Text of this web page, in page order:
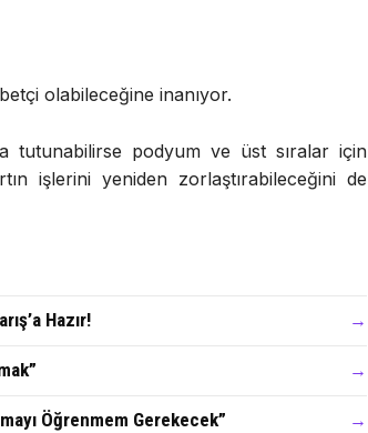
olabileceğine inanıyor.
tutunabilirse podyum ve üst sıralar için
işlerini yeniden zorlaştırabileceğini de
Hazır! →
→
Öğrenmem Gerekecek” →